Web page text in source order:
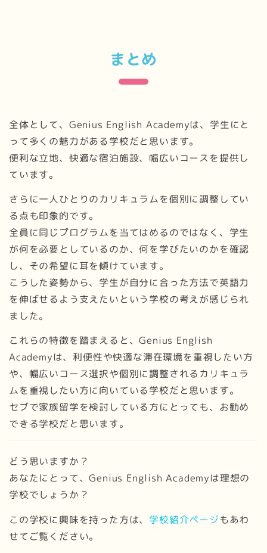
まとめ
全体として、Genius English Academyは、学生にと
って多くの魅力がある学校だと思います。
便利な立地、快適な宿泊施設、幅広いコースを提供し
ています。
さらに一人ひとりのカリキュラムを個別に調整してい
る点も印象的です。
全員に同じプログラムを当てはめるのではなく、学生
が何を必要としているのか、何を学びたいのかを確認
し、その希望に耳を傾けています。
こうした姿勢から、学生が自分に合った方法で英語力
を伸ばせるよう支えたいという学校の考えが感じられ
ました。
これらの特徴を踏まえると、Genius English
Academyは、利便性や快適な滞在環境を重視したい方
や、幅広いコース選択や個別に調整されるカリキュラ
ムを重視したい方に向いている学校だと思います。
セブで家族留学を検討している方にとっても、お勧め
できる学校だと思います。
どう思いますか？
あなたにとって、Genius English Academyは理想の
学校でしょうか？
この学校に興味を持った方は、 学校紹介ページもあわ
せてご覧ください。